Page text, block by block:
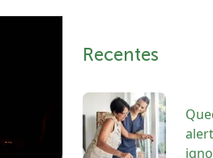
Recentes